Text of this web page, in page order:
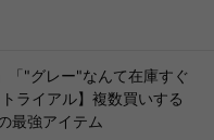
「"グレー"なんて在庫すぐ
ライアル】複数買いする
最強アイテム